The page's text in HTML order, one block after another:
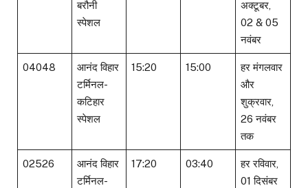
बरौनी
स्पेशल
अक्टूबर,
02 & 05
नवंबर
04048
आनंद विहार
टर्मिनल-
कटिहार
स्पेशल
15:20 15:00
हर मंगलवार
और
शुक्रवार,
26 नवंबर
तक
02526
आनंद विहार
टर्मिनल-
17:20 03:40
हर रविवार,
01 दिसंबर